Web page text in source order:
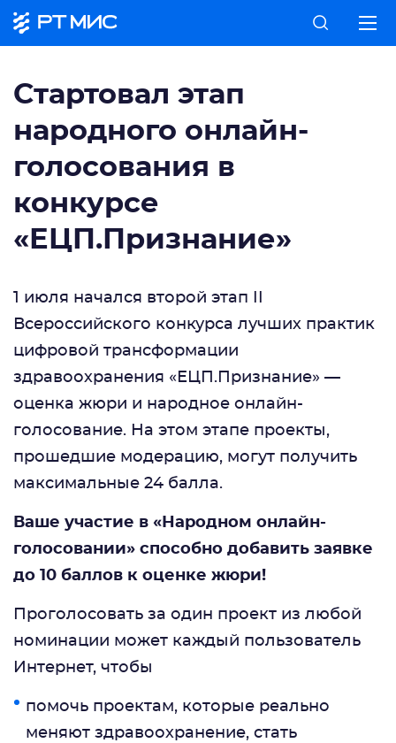
Cтартовал этап
народного онлайн-
голосования в
конкурсе
«ЕЦП.Признание»
1 июля начался второй этап II
Всероссийского конкурса лучших практик
цифровой трансформации
здравоохранения «ЕЦП.Признание» —
оценка жюри и народное онлайн-
голосование. На этом этапе проекты,
прошедшие модерацию, могут получить
максимальные 24 балла.
Ваше участие в «Народном онлайн-
голосовании» способно добавить заявке
до 10 баллов к оценке жюри!
Проголосовать за один проект из любой
номинации может каждый пользователь
Интернет, чтобы
помочь проектам, которые реально
меняют здравоохранение, стать